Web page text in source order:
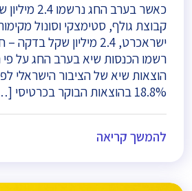
כאשר בערב
קבוצת גולף, סטימצקי וסונול
ישראכרט, 2.4 מיליון שקל
רשמו הכנסות שיא בערב החג על פי
הוצאות שיא של הציבור הישראלי
18.8% בהוצאות הבוקר בכרטיסי […]
להמשך קריאה